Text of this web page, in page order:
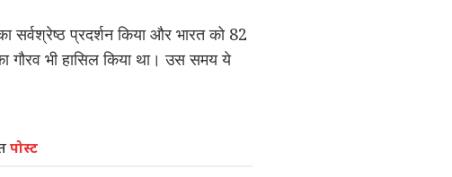
प्रदर्शन किया और भारत को 82
गौरव भी हासिल किया था। उस समय ये
पोस्ट